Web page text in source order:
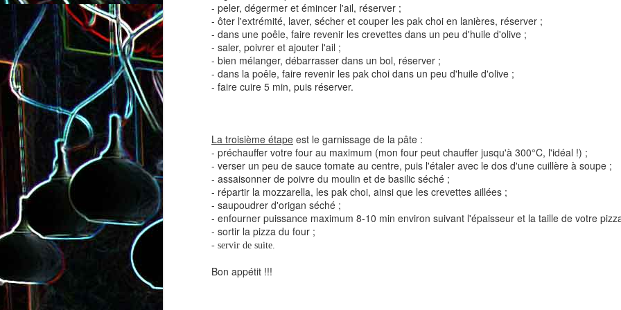
- peler, dégermer et émincer l'ail, réserver ;
- ôter l'extrémité, laver, sécher et couper les pak choi en lanières, réserver ;
- dans une poêle, faire revenir les crevettes dans un peu d'huile d'olive ;
- saler, poivrer et ajouter l'ail ;
- bien mélanger, débarrasser dans un bol, réserver ;
- dans la poêle, faire revenir les pak choi dans un peu d'huile d'olive ;
- faire cuire 5 min, puis réserver.
La troisième étape est le garnissage de la pâte :
- préchauffer votre four au maximum (mon four peut chauffer jusqu'à 300°C, l'idéal !) ;
- verser un peu de sauce tomate au centre, puis l'étaler avec le dos d'une cuillère à soupe ;
- assaisonner de poivre du moulin et de basilic séché ;
- répartir la mozzarella, les pak choi, ainsi que les crevettes aillées ;
- saupoudrer d'origan séché ;
- enfourner puissance maximum 8-10 min environ suivant l'épaisseur et la taille de votre
- sortir la pizza du four ;
- servir de suite.
Bon appétit !!!
Salade de lentilles au céleri
branche et à la carotte à la coriandre légumes